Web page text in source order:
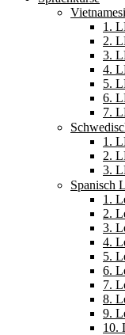
1.
2.
3.
4.
5.
6.
7.
1.
2.
3.
Spanisch
1.
2.
3.
4.
5.
6.
7.
8.
9.
10.